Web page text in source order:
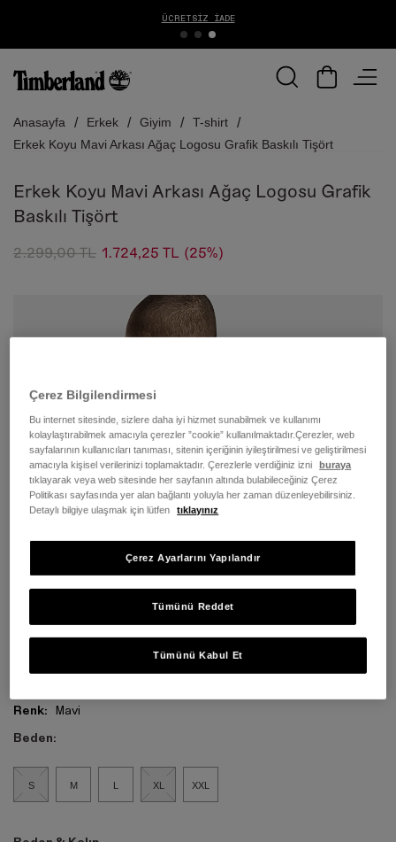
ÜCRETSIZ İADE
Anasayfa Erkek Giyim
T-shirt
Erkek Koyu Mavi Arkası Ağaç Logosu Grafik Baskılı Tişört
Erkek Koyu Mavi Arkası Ağaç Logosu Grafik
Baskılı Tişört
2.299,00 TL 1.724,25 TL (25%)
Renk:
Mavi
Beden:
S M L XL XXL
Çerez Bilgilendirmesi
Bu internet sitesinde, sizlere daha iyi hizmet sunabilmek ve kullanımı
kolaylaştırabilmek amacıyla çerezler ”cookie” kullanılmaktadır.Çerezler, web
sayfalarının kullanıcıları tanıması, sitenin içeriğinin iyileştirilmesi ve geliştirilmesi
amacıyla kişisel verilerinizi toplamaktadır. Çerezlerle verdiğiniz izni
buraya
tıklayarak veya web sitesinde her sayfanın altında bulabileceğiniz Çerez
Politikası sayfasında yer alan bağlantı yoluyla her zaman düzenleyebilirsiniz.
Detaylı bilgiye ulaşmak için lütfen
tıklayınız
Tümünü Reddet
Tümünü Kabul Et
Çerez Ayarlarını Yapılandır